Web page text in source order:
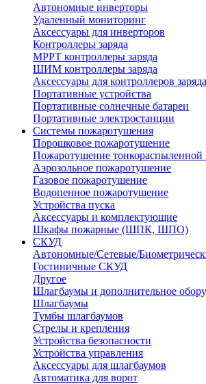
Автономные инверторы
Удаленный мониторинг
Аксессуары для инверторов
Контроллеры заряда
MPPT контроллеры заряда
ШИМ контроллеры заряда
Аксессуары для контроллеров заряда
Портативные устройства
Портативные солнечные батареи
Портативные электростанции
Системы пожаротушения
Порошковое пожаротушение
Пожаротушение тонкораспыленной
Аэрозольное пожаротушение
Газовое пожаротушение
Водопенное пожаротушение
Устройства пуска
Аксессуары и комплектующие
Шкафы пожарные (ШПК, ШПО)
СКУД
Автономные/Сетевые/
Гостиничные СКУД
Другое
Шлагбаумы и дополнительное
Шлагбаумы
Тумбы шлагбаумов
Стрелы и крепления
Устройства безопасности
Устройства управления
Аксессуары для шлагбаумов
Автоматика для ворот